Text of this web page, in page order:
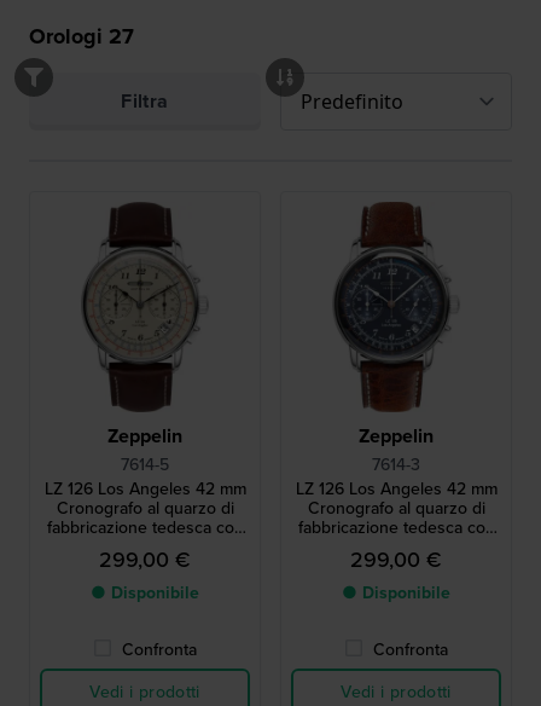
Orologi 27
Filtra
Zeppelin
7614-5
LZ 126 Los Angeles 42 mm
Cronografo al quarzo di
fabbricazione tedesca con
data
299,00 €
● Disponibile
Confronta
Vedi i prodotti
Zeppelin
7614-3
LZ 126 Los Angeles 42 mm
Cronografo al quarzo di
fabbricazione tedesca con
data
299,00 €
● Disponibile
Confronta
Vedi i prodotti